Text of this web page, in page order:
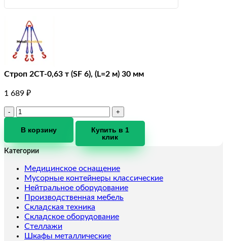
Строп 2СТ-0,63 т (SF 6), (L=2 м) 30 мм
1 689 ₽
Количество
Строп
т
6),
(L=2
м)
30
мм
В корзину
Купить в 1
клик
Категории
Медицинское оснащение
Мусорные контейнеры классические
Нейтральное оборудование
Производственная мебель
Складская техника
Складское оборудование
Стеллажи
Шкафы металлические